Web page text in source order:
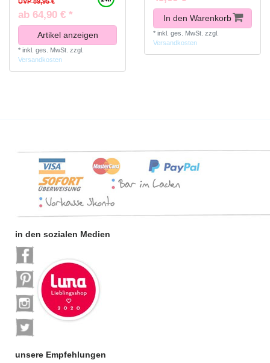
ab 64,90 € *
Artikel anzeigen
* inkl. ges. MwSt. zzgl.
Versandkosten
In den Warenkorb
* inkl. ges. MwSt. zzgl.
Versandkosten
in den sozialen Medien
unsere Empfehlungen